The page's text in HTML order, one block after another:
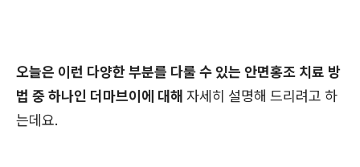
오늘은 이런 다양한 부분를 다룰 수 있는 안면홍조 치료 방
법 중 하나인 더마브이에 대해 자세히 설명해 드리려고 하
는데요.